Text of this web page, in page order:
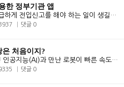
한 정부기관 앱
휴일이나 연휴기간 급하게 전입신고를 해야 하는 일이 생길때 어떻게 해야 ..
댓글 0
은 처음이지?
서빙도 계산도 척척! 인공지능(AI)과 만난 로봇이 빠른 속도로 외식업에 진..
댓글 0